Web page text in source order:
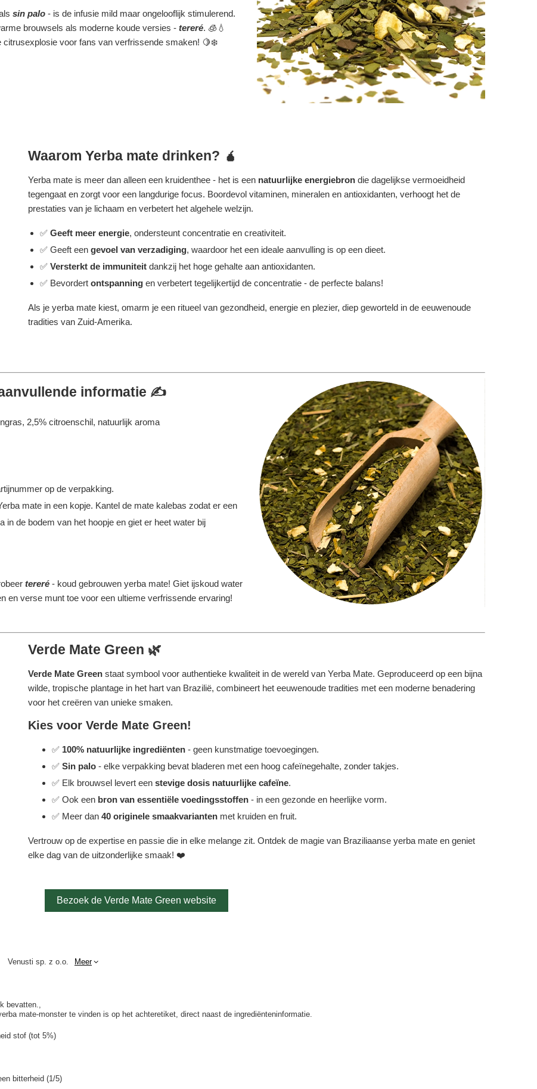
sin palo - is de infusie mild maar ongelooflijk stimulerend.
brouwsels als moderne koude versies - tereré. 🧊💧
voor fans van verfrissende smaken! 🍋❄️
Waarom Yerba mate drinken? 🧉
Yerba mate is meer dan alleen een kruidenthee - het is een natuurlijke energiebron die dagelijkse vermoeidheid
tegengaat en zorgt voor een langdurige focus. Boordevol vitaminen, mineralen en antioxidanten, verhoogt het de
prestaties van je lichaam en verbetert het algehele welzijn.
✅Geeft meer energie, ondersteunt concentratie en creativiteit.
✅ Geeft eengevoel van verzadiging, waardoor het een ideale aanvulling is op een dieet.
✅Versterkt de immuniteit dankzij het hoge gehalte aan antioxidanten.
✅ Bevordertontspanning en verbetert tegelijkertijd de concentratie - de perfecte balans!
Als je yerba mate kiest, omarm je een ritueel van gezondheid, energie en plezier, diep geworteld in de eeuwenoude
tradities van Zuid-Amerika.
informatie ✍️
2,5% citroenschil, natuurlijk aroma
op de verpakking.
mate in een kopje. Kantel de mate kalebas zodat er een
in de bodem van het hoopje en giet er heet water bij
tereré - koud gebrouwen yerba mate! Giet ijskoud water
en verse munt toe voor een ultieme verfrissende ervaring!
Verde Mate Green 🌿
Verde Mate Green staat symbool voor authentieke kwaliteit in de wereld van Yerba Mate. Geproduceerd op een bijna
wilde, tropische plantage in het hart van Brazilië, combineert het eeuwenoude tradities met een moderne benadering
voor het creëren van unieke smaken.
Kies voor Verde Mate Green!
✅ 100% natuurlijke ingrediënten - geen kunstmatige toevoegingen.
✅Sin palo - elke verpakking bevat bladeren met een hoog cafeïnegehalte, zonder takjes.
✅ Elk brouwsel levert eenstevige dosis natuurlijke cafeïne.
✅ Ook een bron van essentiële voedingsstoffen - in een gezonde en heerlijke vorm.
✅ Meer dan40 originele smaakvarianten met kruiden en fruit.
Vertrouw op de expertise en passie die in elke melange zit. Ontdek de magie van Braziliaanse yerba mate en geniet
elke dag van de uitzonderlijke smaak! ❤️
Bezoek de Verde Mate Green website
Venusti sp. z o.o. Meer
bevatten.
mate-monster te vinden is op het achteretiket, direct naast de ingrediënteninformatie.
stof (tot 5%)
bitterheid (1/5)